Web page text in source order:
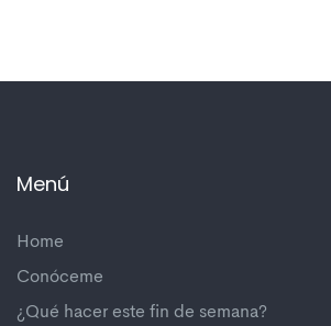
Menú
Home
Conóceme
¿Qué hacer este fin de semana?